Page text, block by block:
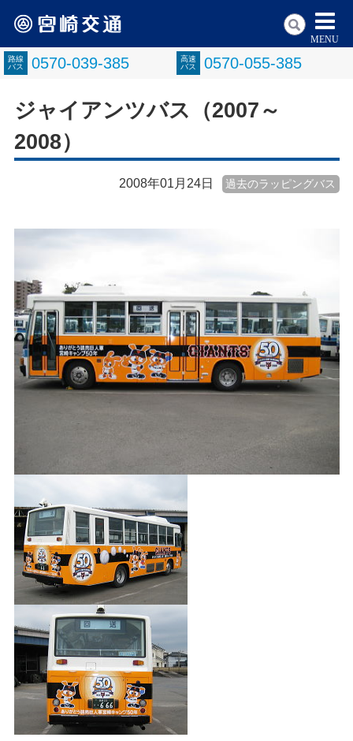
路線
バス
0570-039-385
高速
バス
0570-055-385
MENU
ジャイアンツバス（2007～
2008）
2008年01月24日 過去のラッピングバス